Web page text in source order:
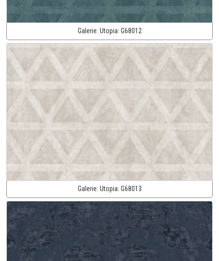
Galerie: Utopia: G68012
Galerie: Utopia: G68013